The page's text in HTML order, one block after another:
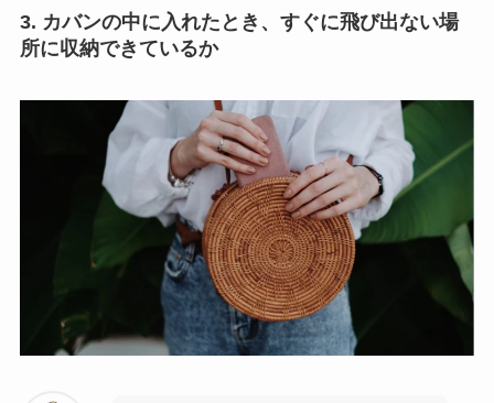
3. カバンの中に入れたとき、すぐに飛び出ない場
所に収納できているか